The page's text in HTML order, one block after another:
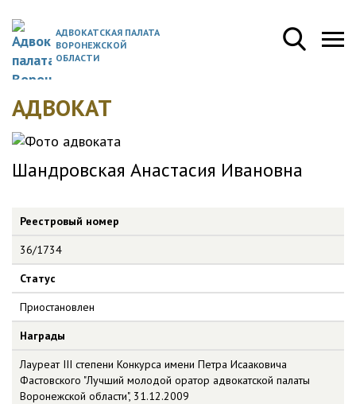
АДВОКАТСКАЯ ПАЛАТА
ВОРОНЕЖСКОЙ
ОБЛАСТИ
АДВОКАТ
Шандровская Анастасия Ивановна
Реестровый номер
36/1734
Статус
Приостановлен
Награды
Лауреат III степени Конкурса имени Петра Исааковича
Фастовского "Лучший молодой оратор адвокатской палаты
Воронежской области", 31.12.2009